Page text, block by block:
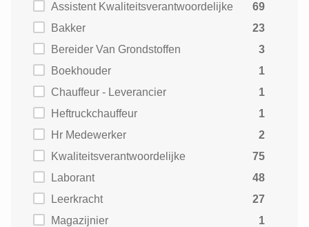
Assistent Kwaliteitsverantwoordelijke
69
Bakker
23
Bereider Van Grondstoffen
3
Boekhouder
1
Chauffeur - Leverancier
1
Heftruckchauffeur
1
Hr Medewerker
2
Kwaliteitsverantwoordelijke
75
Laborant
48
Leerkracht
27
Magazijnier
1